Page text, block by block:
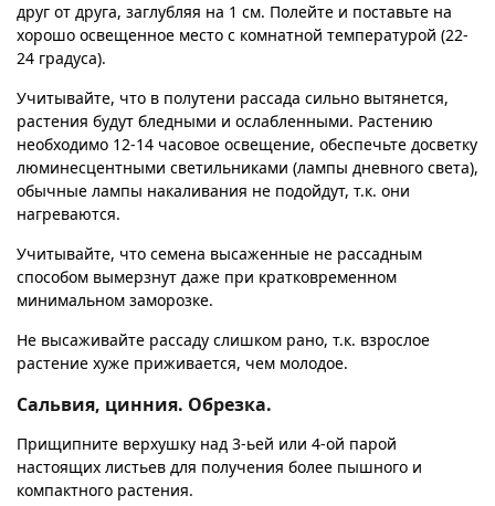
друг от друга, заглубляя на 1 см. Полейте и поставьте на
хорошо освещенное место с комнатной температурой (22-
24 градуса).
Учитывайте, что в полутени рассада сильно вытянется,
растения будут бледными и ослабленными. Растению
необходимо 12-14 часовое освещение, обеспечьте досветку
люминесцентными светильниками (лампы дневного света),
обычные лампы накаливания не подойдут, т.к. они
нагреваются.
Учитывайте, что семена высаженные не рассадным
способом вымерзнут даже при кратковременном
минимальном заморозке.
Не высаживайте рассаду слишком рано, т.к. взрослое
растение хуже приживается, чем молодое.
Сальвия, цинния. Обрезка.
Прищипните верхушку над 3-ьей или 4-ой парой
настоящих листьев для получения более пышного и
компактного растения.